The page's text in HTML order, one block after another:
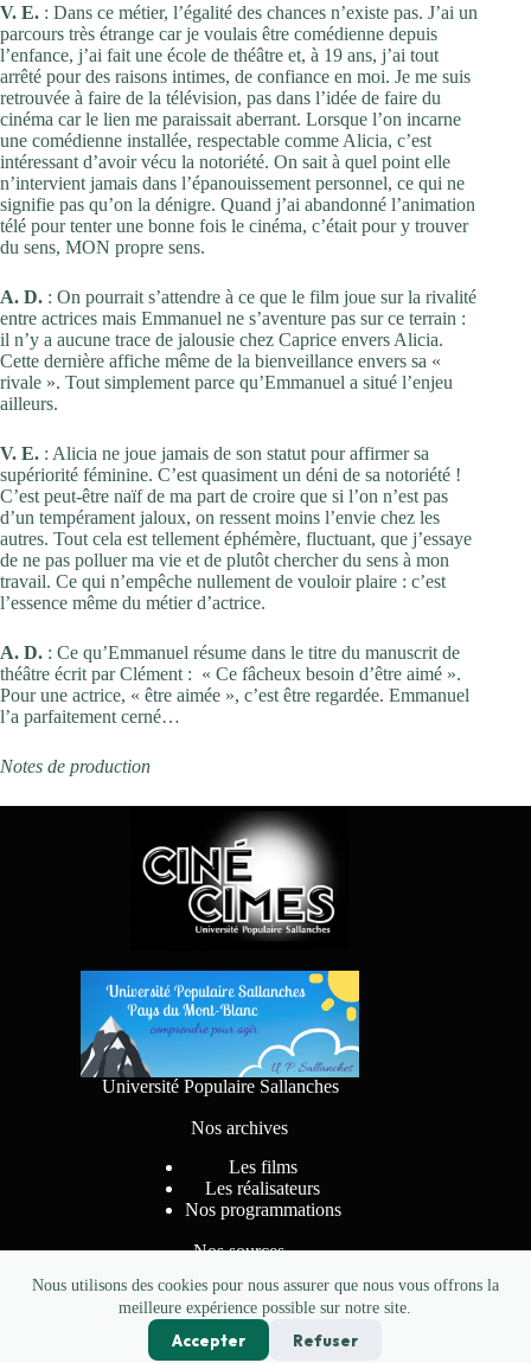
Nous utilisons des cookies pour nous assurer que nous vous offrons la
meilleure expérience possible sur notre site.
Accepter Refuser
V. E. : Dans ce métier, l’égalité des chances n’existe pas. J’ai un
parcours très étrange car je voulais être comédienne depuis
l’enfance, j’ai fait une école de théâtre et, à 19 ans, j’ai tout
arrêté pour des raisons intimes, de confiance en moi. Je me suis
retrouvée à faire de la télévision, pas dans l’idée de faire du
cinéma car le lien me paraissait aberrant. Lorsque l’on incarne
une comédienne installée, respectable comme Alicia, c’est
intéressant d’avoir vécu la notoriété. On sait à quel point elle
n’intervient jamais dans l’épanouissement personnel, ce qui ne
signifie pas qu’on la dénigre. Quand j’ai abandonné l’animation
télé pour tenter une bonne fois le cinéma, c’était pour y trouver
du sens, MON propre sens.
A. D. : On pourrait s’attendre à ce que le film joue sur la rivalité
entre actrices mais Emmanuel ne s’aventure pas sur ce terrain :
il n’y a aucune trace de jalousie chez Caprice envers Alicia.
Cette dernière affiche même de la bienveillance envers sa «
rivale ». Tout simplement parce qu’Emmanuel a situé l’enjeu
ailleurs.
V. E. : Alicia ne joue jamais de son statut pour affirmer sa
supériorité féminine. C’est quasiment un déni de sa notoriété !
C’est peut-être naïf de ma part de croire que si l’on n’est pas
d’un tempérament jaloux, on ressent moins l’envie chez les
autres. Tout cela est tellement éphémère, fluctuant, que j’essaye
de ne pas polluer ma vie et de plutôt chercher du sens à mon
travail. Ce qui n’empêche nullement de vouloir plaire : c’est
l’essence même du métier d’actrice.
A. D. : Ce qu’Emmanuel résume dans le titre du manuscrit de
théâtre écrit par Clément : « Ce fâcheux besoin d’être aimé ».
Pour une actrice, « être aimée », c’est être regardée. Emmanuel
l’a parfaitement cerné…
Notes de production
Université Populaire Sallanches
Nos archives
Les films
Les réalisateurs
Nos programmations
Nos sources
pkzerocreations.fr - Copyright CINE CIMES